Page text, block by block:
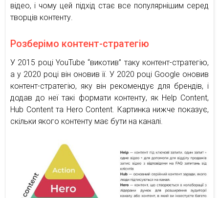
відео, і чому цей підхід стає все популярнішим серед
творців контенту.
Розберімо контент-стратегію
У 2015 році YouTube “викотив” таку контент-стратегію,
а у 2020 році він оновив її. У 2020 році Google оновив
контент-стратегію, яку він рекомендує для брендів, і
додав до неї такі формати контенту, як Help Content,
Hub Content та Hero Content. Картинка нижче показує,
скільки якого контенту має бути на каналі.